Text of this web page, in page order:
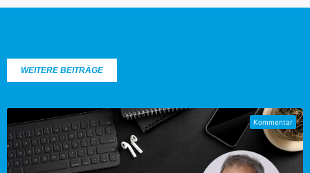
WEITERE BEITRÄGE